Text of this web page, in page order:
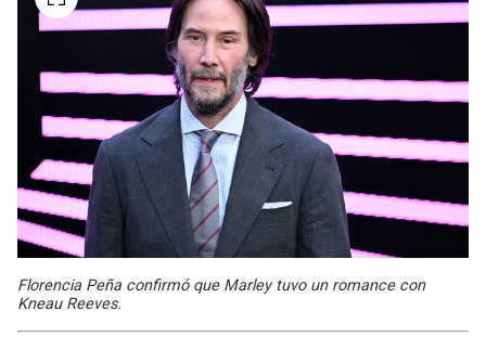
Florencia Peña confirmó que Marley tuvo un romance con
Kneau Reeves.